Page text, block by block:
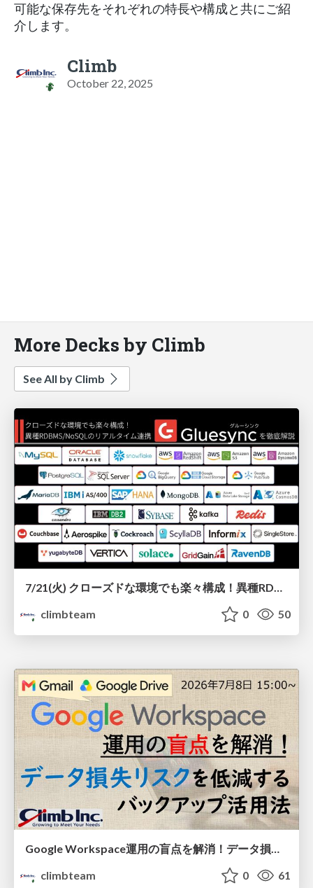
可能な保存先をそれぞれの特長や構成と共にご紹
介します。
Climb
October 22, 2025
More Decks by Climb
See All by Climb
7/21(火) クローズドな環境でも楽々構成！異種RDBMS/NoSQLのリアルタイム連携『Gluesync』を徹底解説
climbteam
0 50
climbteam
0 61